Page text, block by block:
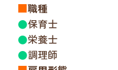
■職種
●保育士
●栄養士
●調理師